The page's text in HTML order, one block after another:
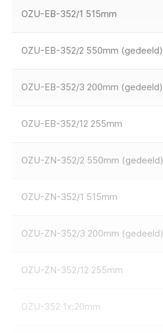
OZU-EB-352/1 515mm
OZU-EB-352/2 550mm (gedeeld)
OZU-EB-352/3 200mm (gedeeld)
OZU-EB-352/12 255mm
OZU-ZN-352/2 550mm (gedeeld)
OZU-ZN-352/1 515mm
OZU-ZN-352/3 200mm (gedeeld)
OZU-ZN-352/12 255mm
OZU-352 1x:20mm